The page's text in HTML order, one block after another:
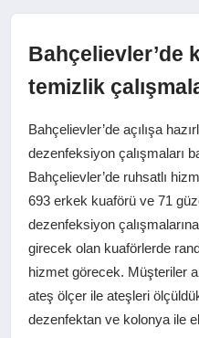
ÇEVRE
SPOR
EKONOMI
SAĞLIK
EĞITIM
Bahçelievler’de
temizlik
Bahçelievler’de açılışa
dezenfeksiyon çalışmaları
Bahçelievler’de ruhsatlı
693 erkek kuaförü ve 71
dezenfeksiyon
girecek olan kuaförlerde
hizmet görecek. Müşteriler
ateş ölçer ile ateşleri
dezenfektan ve kolonya ile